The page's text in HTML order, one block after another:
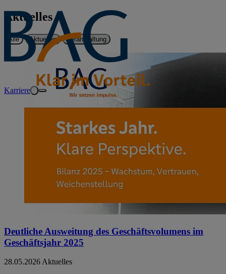
Karriere
Aktuelles
Alle Aktuelles Veranstaltung
Deutliche Ausweitung des Geschäftsvolumens im
Geschäftsjahr 2025
28.05.2026 Aktuelles